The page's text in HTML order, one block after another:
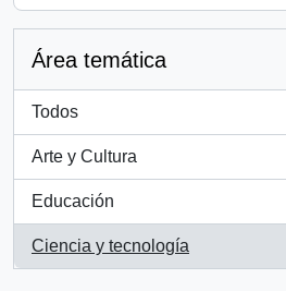
Área temática
Todos
Arte y Cultura
, 1 resultados
Educación
, 1 resultados
Ciencia y tecnología
, 1 resultados